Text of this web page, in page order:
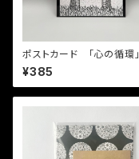
ポストカード 「心の循環」
¥385